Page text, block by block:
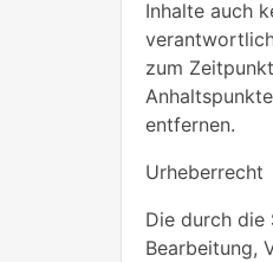
Inhalte auch
zum
entfernen.
Urheberrecht
Die durch die
Bearbeitung,